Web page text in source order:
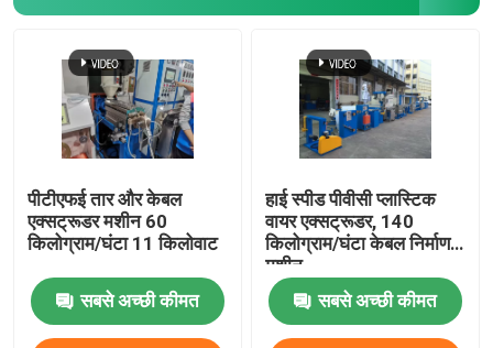
पीटीएफई तार और केबल
एक्सट्रूडर मशीन 60
किलोग्राम/घंटा 11 किलोवाट
सबसे अच्छी कीमत
हाई स्पीड पीवीसी प्लास्टिक
वायर एक्सट्रूडर, 140
किलोग्राम/घंटा केबल निर्माण
मशीन
सबसे अच्छी कीमत